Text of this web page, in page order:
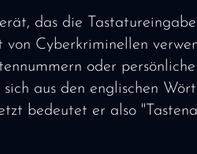
das die
Cyberkriminellen
oder persönliche
aus den englischen
bedeutet er also